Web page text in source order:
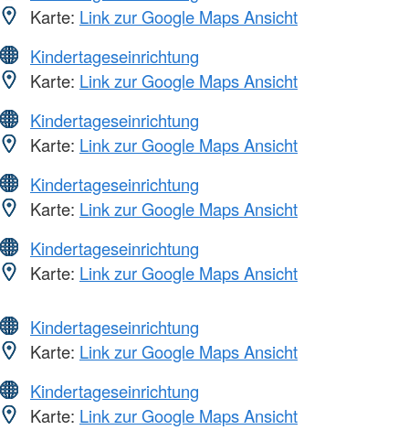
Karte: Link zur Google Maps Ansicht
Kindertageseinrichtung
Karte: Link zur Google Maps Ansicht
Kindertageseinrichtung
Karte: Link zur Google Maps Ansicht
Kindertageseinrichtung
Karte: Link zur Google Maps Ansicht
Kindertageseinrichtung
Karte: Link zur Google Maps Ansicht
Kindertageseinrichtung
Karte: Link zur Google Maps Ansicht
Kindertageseinrichtung
Karte: Link zur Google Maps Ansicht